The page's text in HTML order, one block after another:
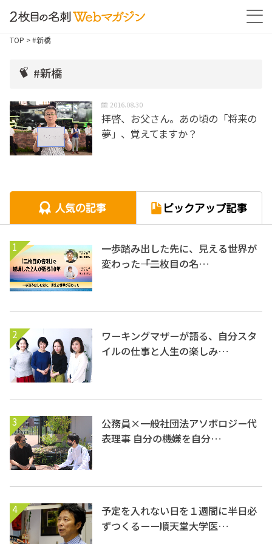
TOP > #新橋
#新橋
2016.08.30
拝啓、お父さん。あの頃の「将来の
夢」、覚えてますか？
1
一歩踏み出した先に、見える世界が
変わった――「二枚目の名…
2
ワーキングマザーが語る、自分スタ
イルの仕事と人生の楽しみ…
3
公務員×一般社団法アソボロジー代
表理事 自分の機嫌を自分…
4
予定を入れない日を１週間に半日必
ずつくるーー順天堂大学医…